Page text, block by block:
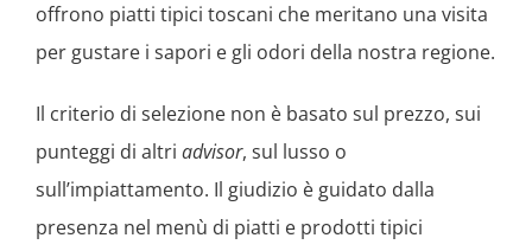
offrono piatti tipici toscani che meritano una visita
per gustare i sapori e gli odori della nostra regione.
Il criterio di selezione non è basato sul prezzo, sui
punteggi di altri advisor, sul lusso o
sull’impiattamento. Il giudizio è guidato dalla
presenza nel menù di piatti e prodotti tipici